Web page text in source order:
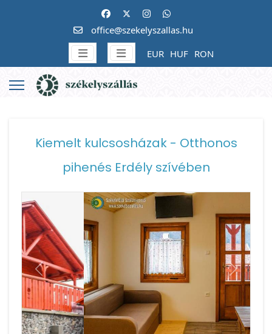
office@szekelyszallas.hu
EUR HUF RON
Kiemelt kulcsosházak - Otthonos
pihenés Erdély szívében
Vissza